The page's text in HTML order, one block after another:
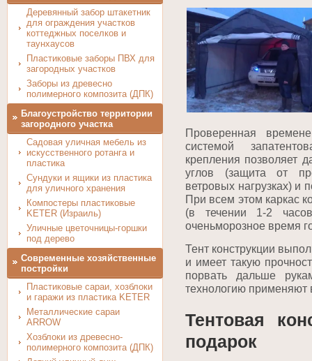
Проверенная
системой
крепления позволяет
углов (защита от
ветровых нагрузках) и
При всем этом каркас
(в течении 1-2
оченьморозное время
Тент конструкции
и имеет такую
порвать дальше
технологию применяют
Тентовая
подарок
Деревянный забор штакетник
для ограждения участков
коттеджных поселков и
таунхаусов
Пластиковые заборы ПВХ для
загородных участков
Заборы из древесно
полимерного композита (ДПК)
Благоустройство территории
загородного участка
Садовая уличная мебель из
искусственного ротанга и
пластика
Сундуки и ящики из пластика
для уличного хранения
Компостеры пластиковые
KETER (Израиль)
Уличные цветочницы-горшки
под дерево
Современные хозяйственные
постройки
Пластиковые сараи, хозблоки
и гаражи из пластика KETER
Металлические сараи
ARROW
Хозблоки из древесно-
полимерного композита (ДПК)